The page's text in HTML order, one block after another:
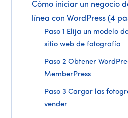
Cómo iniciar un negocio
línea con WordPress (4
Paso 1 Elija un modelo
sitio web de fotografía
Paso 2 Obtener
MemberPress
Paso 3 Cargar las
vender